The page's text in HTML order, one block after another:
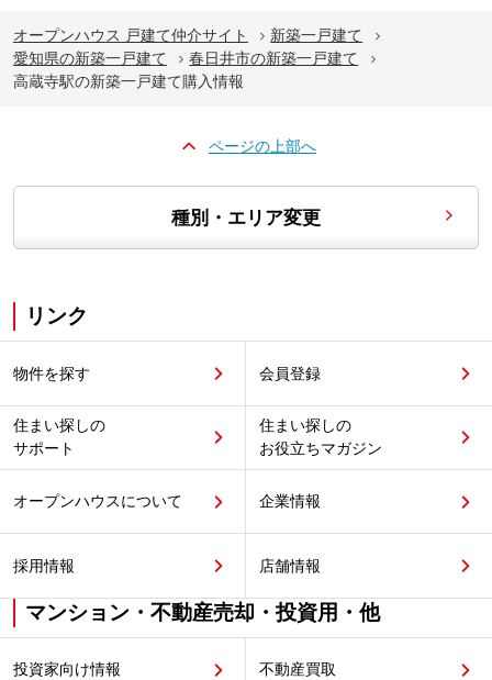
オープンハウス 戸建て仲介サイト
新築一戸建て
愛知県の新築一戸建て
春日井市の新築一戸建て
高蔵寺駅の新築一戸建て購入情報
ページの上部へ
種別・エリア変更
リンク
物件を探す 会員登録
住まい探しの
サポート
住まい探しの
お役立ちマガジン
オープンハウスについて 企業情報
採用情報 店舗情報
マンション・不動産売却・投資用・他
投資家向け情報 不動産買取